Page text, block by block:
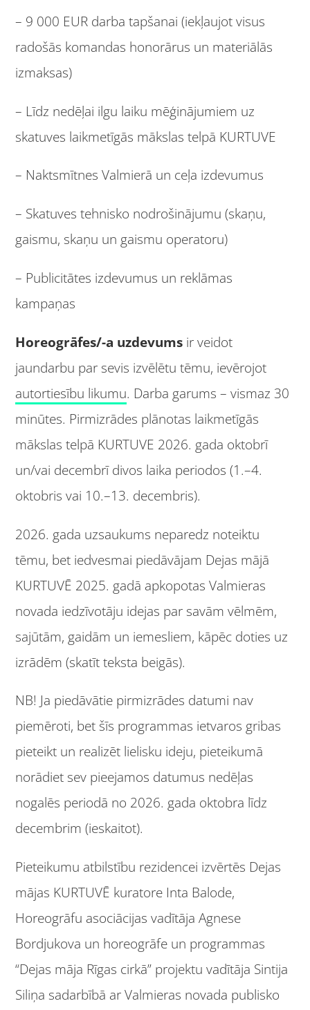
– 9 000 EUR darba tapšanai (iekļaujot visus
radošās komandas honorārus un materiālās
izmaksas)
– Līdz nedēļai ilgu laiku mēģinājumiem uz
skatuves laikmetīgās mākslas telpā KURTUVE
– Naktsmītnes Valmierā un ceļa izdevumus
– Skatuves tehnisko nodrošinājumu (skaņu,
gaismu, skaņu un gaismu operatoru)
– Publicitātes izdevumus un reklāmas
kampaņas
Horeogrāfes/-a uzdevums ir veidot
jaundarbu par sevis izvēlētu tēmu, ievērojot
autortiesību likumu. Darba garums – vismaz 30
minūtes. Pirmizrādes plānotas laikmetīgās
mākslas telpā KURTUVE 2026. gada oktobrī
un/vai decembrī divos laika periodos (1.–4.
oktobris vai 10.–13. decembris).
2026. gada uzsaukums neparedz noteiktu
tēmu, bet iedvesmai piedāvājam Dejas mājā
KURTUVĒ 2025. gadā apkopotas Valmieras
novada iedzīvotāju idejas par savām vēlmēm,
sajūtām, gaidām un iemesliem, kāpēc doties uz
izrādēm (skatīt teksta beigās).
NB! Ja piedāvātie pirmizrādes datumi nav
piemēroti, bet šīs programmas ietvaros gribas
pieteikt un realizēt lielisku ideju, pieteikumā
norādiet sev pieejamos datumus nedēļas
nogalēs periodā no 2026. gada oktobra līdz
decembrim (ieskaitot).
Pieteikumu atbilstību rezidencei izvērtēs Dejas
mājas KURTUVĒ kuratore Inta Balode,
Horeogrāfu asociācijas vadītāja Agnese
Bordjukova un horeogrāfe un programmas
“Dejas māja Rīgas cirkā” projektu vadītāja Sintija
Siliņa sadarbībā ar Valmieras novada publisko